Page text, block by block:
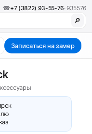
☎+7 (3822) 93-55-76· 935576
🔎
Записаться на замер